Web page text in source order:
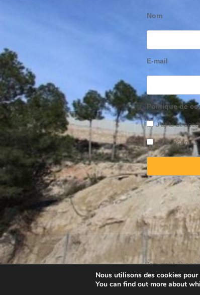
Nom
E-mail
Politique de
J’ai lu et
Je consens à
Copyright ©
Nous utilisons des cookies
You can find out more about